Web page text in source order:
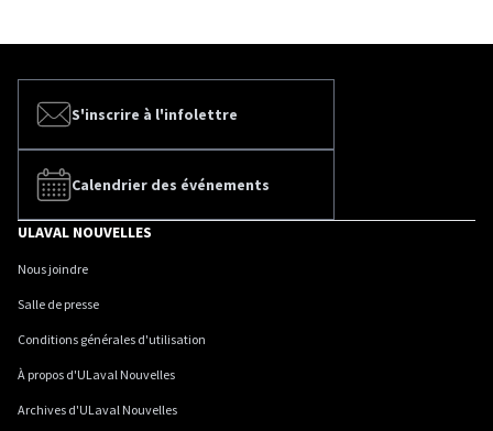
S'inscrire à l'infolettre
Calendrier des événements
ULAVAL NOUVELLES
Nous joindre
Salle de presse
Conditions générales d'utilisation
À propos d'ULaval Nouvelles
Archives d'ULaval Nouvelles